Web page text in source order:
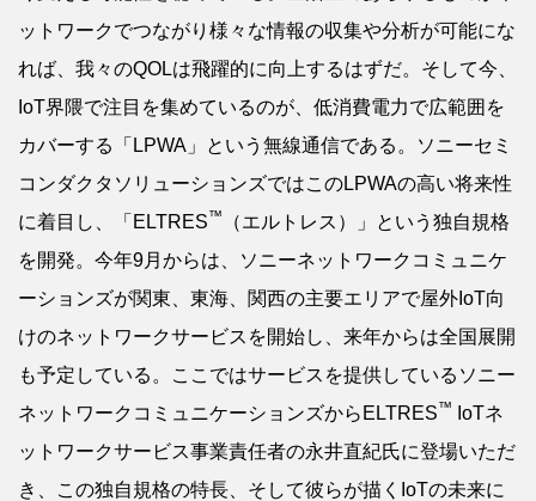
ットワークでつながり様々な情報の収集や分析が可能にな
れば、我々のQOLは飛躍的に向上するはずだ。そして今、
IoT界隈で注目を集めているのが、低消費電力で広範囲を
カバーする「LPWA」という無線通信である。ソニーセミ
コンダクタソリューションズではこのLPWAの高い将来性
に着目し、「ELTRES™
（エルトレス）」という独自規格
を開発。今年9月からは、ソニーネットワークコミュニケ
ーションズが関東、東海、関西の主要エリアで屋外IoT向
けのネットワークサービスを開始し、来年からは全国展開
も予定している。ここではサービスを提供しているソニー
ネットワークコミュニケーションズからELTRES™
IoTネ
ットワークサービス事業責任者の永井直紀氏に登場いただ
き、この独自規格の特長、そして彼らが描くIoTの未来に